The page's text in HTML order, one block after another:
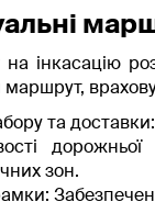
інкасацію
та
зон.